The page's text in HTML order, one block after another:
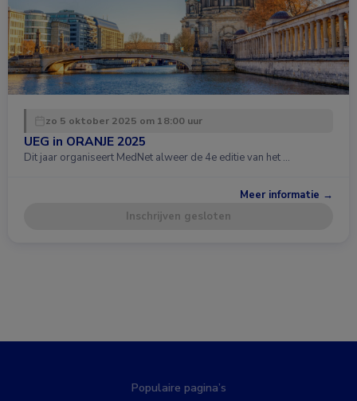
zo 5 oktober 2025 om 18:00 uur
UEG in ORANJE 2025
Dit jaar organiseert MedNet alweer de 4e editie van het …
Meer informatie →
Inschrijven gesloten
Populaire pagina’s